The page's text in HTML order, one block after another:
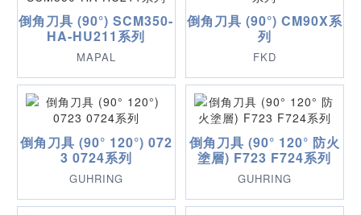
倒角刀具 (90°) SCM350-
HA-HU211系列
MAPAL
倒角刀具 (90°) CM90X系
列
FKD
倒角刀具 (90° 120°) 072
3 0724系列
GUHRING
倒角刀具 (90° 120° 防火
塗層) F723 F724系列
GUHRING